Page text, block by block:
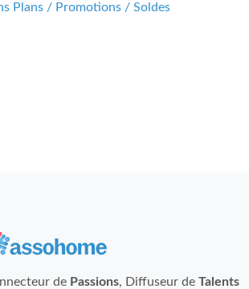
Plans / Promotions / Soldes
de Passions, Diffuseur de Talents